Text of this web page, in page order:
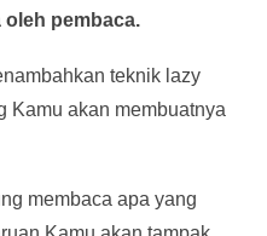
pembaca.
teknik lazy
Kamu akan membuatnya
membaca apa yang